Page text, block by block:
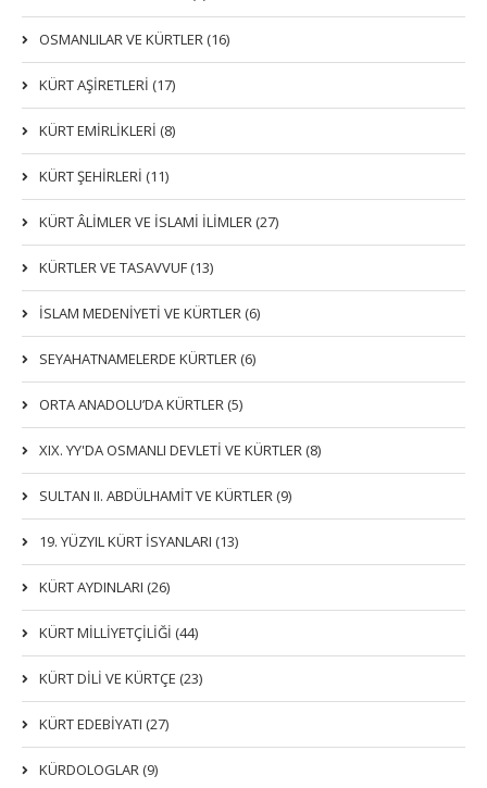
OSMANLILAR VE KÜRTLER (16)
KÜRT AŞİRETLERİ (17)
KÜRT EMİRLİKLERİ (8)
KÜRT ŞEHİRLERİ (11)
KÜRT ÂLİMLER VE İSLAMİ İLİMLER (27)
KÜRTLER VE TASAVVUF (13)
İSLAM MEDENİYETİ VE KÜRTLER (6)
SEYAHATNAMELERDE KÜRTLER (6)
ORTA ANADOLU’DA KÜRTLER (5)
XIX. YY'DA OSMANLI DEVLETI VE KÜRTLER (8)
SULTAN II. ABDÜLHAMİT VE KÜRTLER (9)
19. YÜZYIL KÜRT İSYANLARI (13)
KÜRT AYDINLARI (26)
KÜRT MİLLİYETÇİLİĞİ (44)
KÜRT DİLİ VE KÜRTÇE (23)
KÜRT EDEBİYATI (27)
KÜRDOLOGLAR (9)